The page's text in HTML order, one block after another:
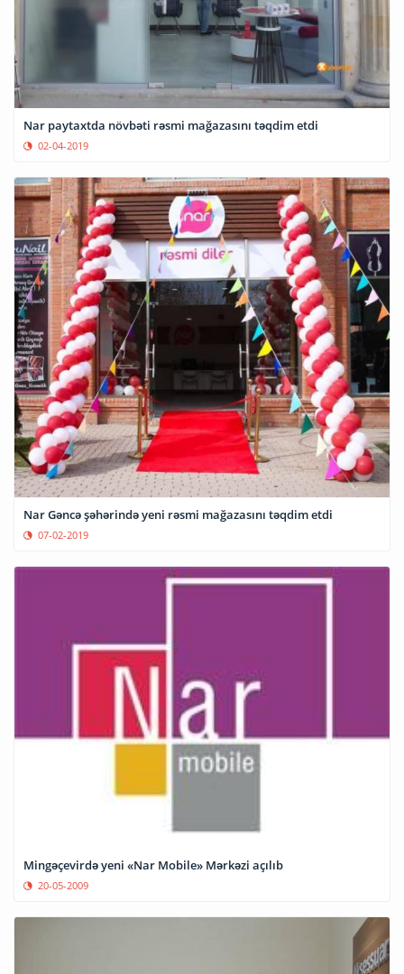
Nar paytaxtda növbəti rəsmi mağazasını təqdim etdi
02-04-2019
Nar Gəncə şəhərində yeni rəsmi mağazasını təqdim etdi
07-02-2019
Mingəçevirdə yeni «Nar Mobile» Mərkəzi açılıb
20-05-2009